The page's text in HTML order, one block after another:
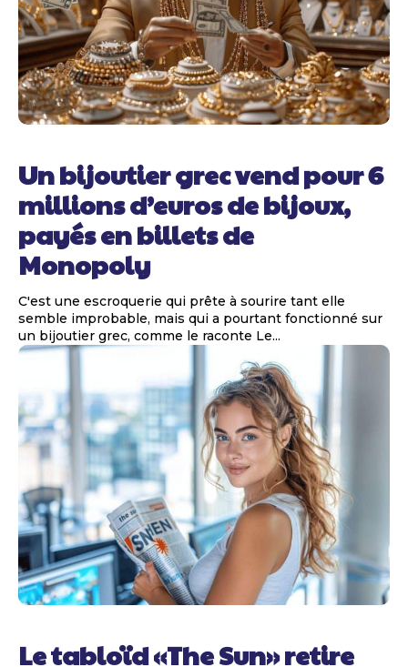
Un bijoutier grec vend pour 6
millions d’euros de bijoux,
payés en billets de
Monopoly
C'est une escroquerie qui prête à sourire tant elle
semble improbable, mais qui a pourtant fonctionné sur
un bijoutier grec, comme le raconte Le...
Le tabloïd «The Sun» retire